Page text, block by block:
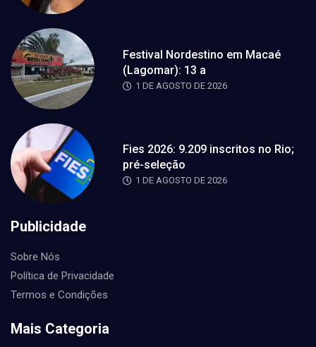
Festival Nordestino em Macaé
(Lagomar): 13 a
1 DE AGOSTO DE 2026
Fies 2026: 9.209 inscritos no Rio;
pré-seleção
1 DE AGOSTO DE 2026
Publicidade
Sobre Nós
Política de Privacidade
Termos e Condições
Mais Categoria